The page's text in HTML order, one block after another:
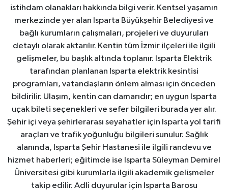
istihdam olanakları hakkında bilgi verir. Kentsel yaşamın
merkezinde yer alan Isparta Büyükşehir Belediyesi ve
bağlı kurumların çalışmaları, projeleri ve duyuruları
detaylı olarak aktarılır. Kentin tüm İzmir ilçeleri ile ilgili
gelişmeler, bu başlık altında toplanır. Isparta Elektrik
tarafından planlanan Isparta elektrik kesintisi
programları, vatandaşların önlem alması için önceden
bildirilir. Ulaşım, kentin can damarıdır; en uygun Isparta
uçak bileti seçenekleri ve sefer bilgileri burada yer alır.
Şehir içi veya şehirlerarası seyahatler için Isparta yol tarifi
araçları ve trafik yoğunluğu bilgileri sunulur. Sağlık
alanında, Isparta Şehir Hastanesi ile ilgili randevu ve
hizmet haberleri; eğitimde ise Isparta Süleyman Demirel
Üniversitesi gibi kurumlarla ilgili akademik gelişmeler
takip edilir. Adli duyurular için Isparta Barosu